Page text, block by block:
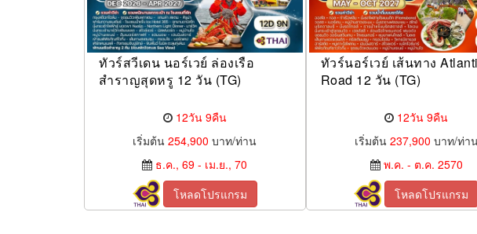
ทัวร์สวีเดน นอร์เวย์ ล่องเรือ
สำราญสุดหรู 12 วัน (TG)
12วัน 9คืน
เริ่มต้น254,900 บาท/ท่าน
ธ.ค., 69 - เม.ย., 70
โหลดโปรแกรม
ทัวร์นอร์เวย์ เส้นทาง
Road 12 วัน (TG)
12วัน 9คืน
เริ่มต้น 237,900 บาท/ท่า
พ.ค. - ต.ค. 2570
โหลดโปรแกรม